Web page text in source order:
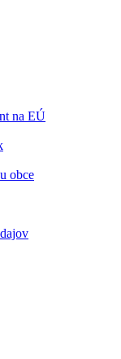
na EÚ
obce